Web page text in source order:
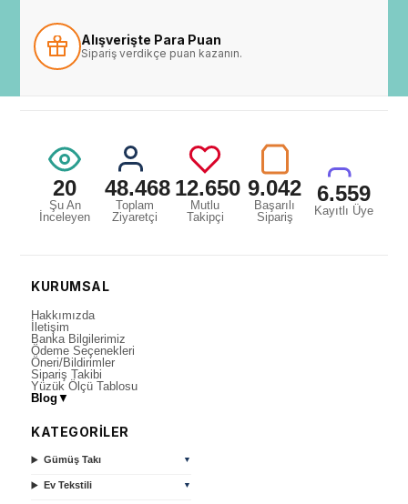
Alışverişte Para Puan
Sipariş verdikçe puan kazanın.
20
Şu An
İnceleyen
48.468
Toplam
Ziyaretçi
12.650
Mutlu
Takipçi
9.042
Başarılı
Sipariş
6.559
Kayıtlı Üye
KURUMSAL
Hakkımızda
İletişim
Banka Bilgilerimiz
Ödeme Seçenekleri
Öneri/Bildirimler
Sipariş Takibi
Yüzük Ölçü Tablosu
Blog ▼
KATEGORİLER
Gümüş Takı ▼
Ev Tekstili ▼